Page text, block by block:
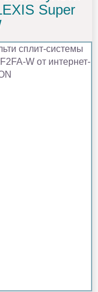
Super